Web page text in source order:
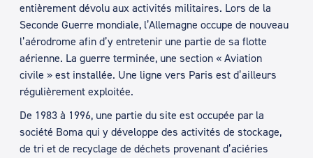
entièrement dévolu aux activités militaires. Lors de la
Seconde Guerre mondiale, l’Allemagne occupe de nouveau
l’aérodrome afin d’y entretenir une partie de sa flotte
aérienne. La guerre terminée, une section « Aviation
civile » est installée. Une ligne vers Paris est d’ailleurs
régulièrement exploitée.
De 1983 à 1996, une partie du site est occupée par la
société Boma qui y développe des activités de stockage,
de tri et de recyclage de déchets provenant d’aciéries